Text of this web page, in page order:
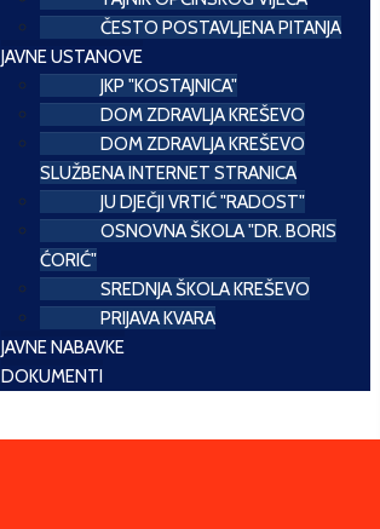
ČESTO POSTAVLJENA PITANJA
JAVNE USTANOVE
JKP "KOSTAJNICA"
DOM ZDRAVLJA KREŠEVO
DOM ZDRAVLJA KREŠEVO
SLUŽBENA INTERNET STRANICA
JU DJEČJI VRTIĆ "RADOST"
OSNOVNA ŠKOLA "DR. BORIS
ĆORIĆ"
SREDNJA ŠKOLA KREŠEVO
PRIJAVA KVARA
JAVNE NABAVKE
DOKUMENTI